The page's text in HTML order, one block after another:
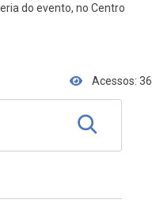
do evento, no Centro
Acessos: 36